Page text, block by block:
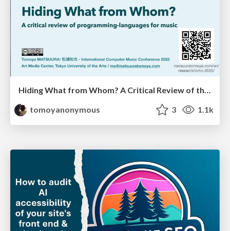
Hiding What from Whom? A Critical Review of the History of Programming languages for Music
tomoyanonymous
3 1.1k